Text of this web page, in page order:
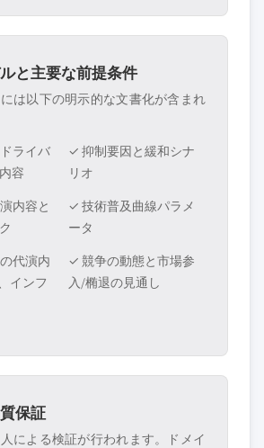
と主要な前提条件
は以下の明示的な文書化が含まれ
ライバ
容
✓ 抑制要因と緩和シナ
リオ
内容と
✓ 技術普及曲線パラメ
ータ
代演内
インフ
✓ 競争の動態と市場参
入/椭退の見通し
保証
による検証が行われます。ドメイ